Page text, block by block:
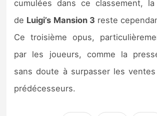
cumulées dans ce classement, la
de Luigi’s Mansion 3 reste
Ce troisième opus,
par les joueurs, comme la
sans doute à surpasser les
prédécesseurs.